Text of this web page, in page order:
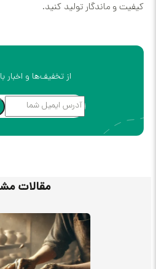
کیفیت و ماندگار تولید کنید.
از تخفیف‌ها و اخبار
مقالات